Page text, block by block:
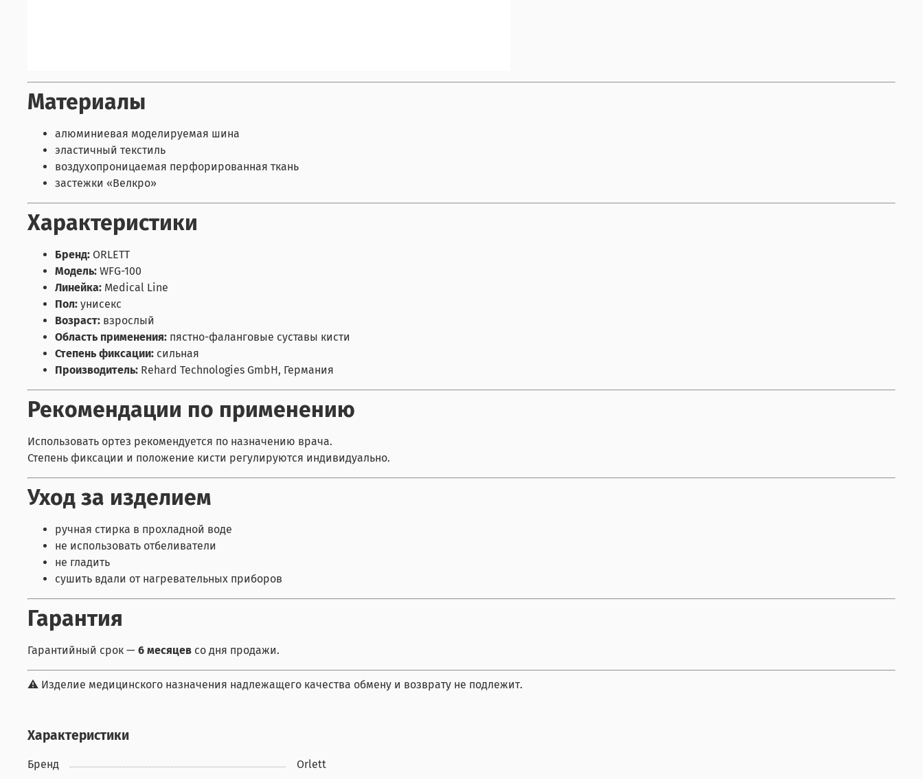
Материалы
алюминиевая моделируемая шина
эластичный текстиль
воздухопроницаемая перфорированная ткань
застежки «Велкро»
Характеристики
Бренд: ORLETT
Модель: WFG-100
Линейка: Medical Line
Пол: унисекс
Возраст: взрослый
Область применения: пястно-фаланговые суставы кисти
Степень фиксации: сильная
Производитель: Rehard Technologies GmbH, Германия
Рекомендации по применению
Использовать ортез рекомендуется по назначению врача.
Степень фиксации и положение кисти регулируются индивидуально.
Уход за изделием
ручная стирка в прохладной воде
не использовать отбеливатели
не гладить
сушить вдали от нагревательных приборов
Гарантия
Гарантийный срок — 6 месяцев со дня продажи.
⚠ Изделие медицинского назначения надлежащего качества обмену и возврату не подлежит.
Характеристики
Бренд Orlett